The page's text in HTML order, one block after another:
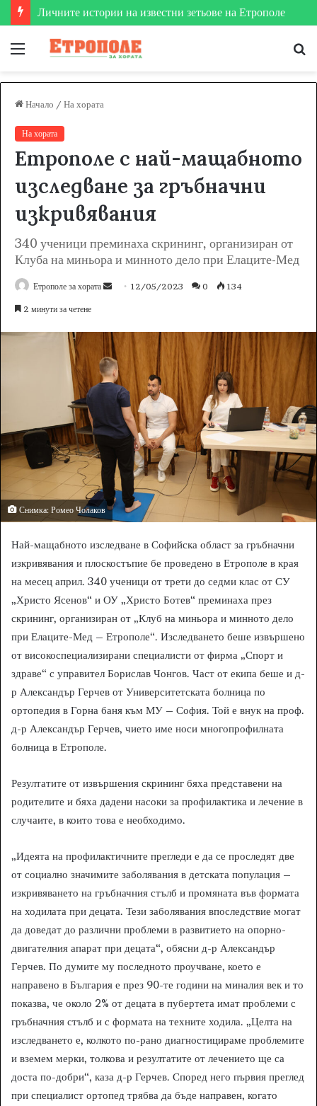
Личните истории на известни зетьове на Етрополе
Меню
Начало / На хората
На хората
Eтрополе с най-мащабното
изследване за гръбначни
изкривявания
340 ученици преминаха скрининг, организиран от
Клуба на миньора и минното дело при Елаците-Мед
Етрополе за хората
d
a
n
e
m
a
i
12/05/2023 0 134
2 минути за четене
Снимка: Ромео Чолаков
Най-мащабното изследване в Софийска област за гръбначни
изкривявания и плоскостъпие бе проведено в Етрополе в края
на месец април. 340 ученици от трети до седми клас от СУ
„Христо Ясенов“ и ОУ „Христо Ботев“ преминаха през
скрининг, организиран от „Клуб на миньора и минното дело
при Елаците-Мед – Етрополе“. Изследването беше извършено
от високоспециализирани специалисти от фирма „Спорт и
здраве“ с управител Борислав Чонгов. Част от екипа беше и д-
р Александър Герчев от Университетската болница по
ортопедия в Горна баня към МУ – София. Той е внук на проф.
д-р Александър Герчев, чието име носи многопрофилната
болница в Етрополе.
Резултатите от извършения скрининг бяха представени на
родителите и бяха дадени насоки за профилактика и лечение в
случаите, в които това е необходимо.
„Идеята на профилактичните прегледи е да се проследят две
от социално значимите заболявания в детската популация –
изкривяването на гръбначния стълб и промяната във формата
на ходилата при децата. Тези заболявания впоследствие могат
да доведат до различни проблеми в развитието на опорно-
двигателния апарат при децата“, обясни д-р Александър
Герчев. По думите му последното проучване, което е
направено в България е през 90-те години на миналия век и то
показва, че около 2% от децата в пубертета имат проблеми с
гръбначния стълб и с формата на техните ходила. „Целта на
изследването е, колкото по-рано диагностицираме проблемите
и вземем мерки, толкова и резултатите от лечението ще са
доста по-добри“, каза д-р Герчев. Според него първия преглед
при специалист ортопед трябва да бъде направен, когато